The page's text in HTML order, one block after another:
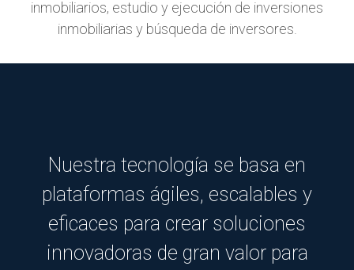
inmobiliarios, estudio y ejecución de inversiones
inmobiliarias y búsqueda de inversores.
Nuestra tecnología se basa en
plataformas ágiles, escalables y
eficaces para crear soluciones
innovadoras de gran valor para